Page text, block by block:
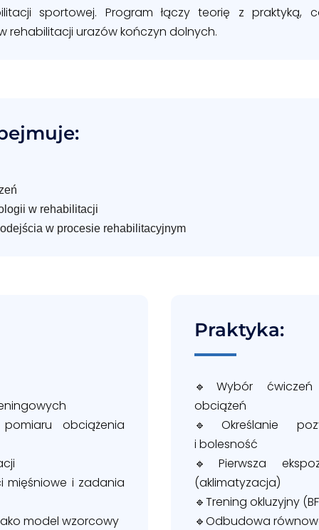
sportowej. Program łączy teorię z praktyką,
rehabilitacji urazów kończyn dolnych.
w rehabilitacji
w procesie rehabilitacyjnym
obciążenia
mięśniowe i zadania
model wzorcowy
Praktyka:
🔹Wybór ćwiczeń
obciążeń
🔹Określanie
i bolesność
🔹Pierwsza
(aklimatyzacja)
🔹Trening okluzyjny
🔹Odbudowa